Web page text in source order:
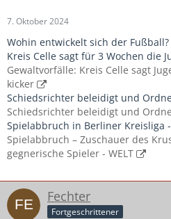
7. Oktober 2024
Wohin entwickelt sich der Fußball?
Kreis Celle sagt für 3 Wochen die
Gewaltvorfälle: Kreis Celle sagt
kicker
Schiedsrichter beleidigt und
Schiedsrichter beleidigt und
Spielabbruch in Berliner Kreisliga -
Spielabbruch – Zuschauer des
gegnerische Spieler - WELT
Fechter
Fortgeschrittener